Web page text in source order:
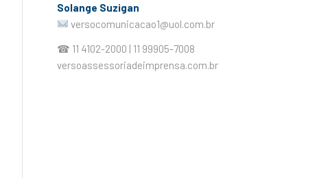
Solange Suzigan
versocomunicacao1@uol.com.br
☎ 11 4102-2000 | 11 99905-7008
versoassessoriadeimprensa.com.br